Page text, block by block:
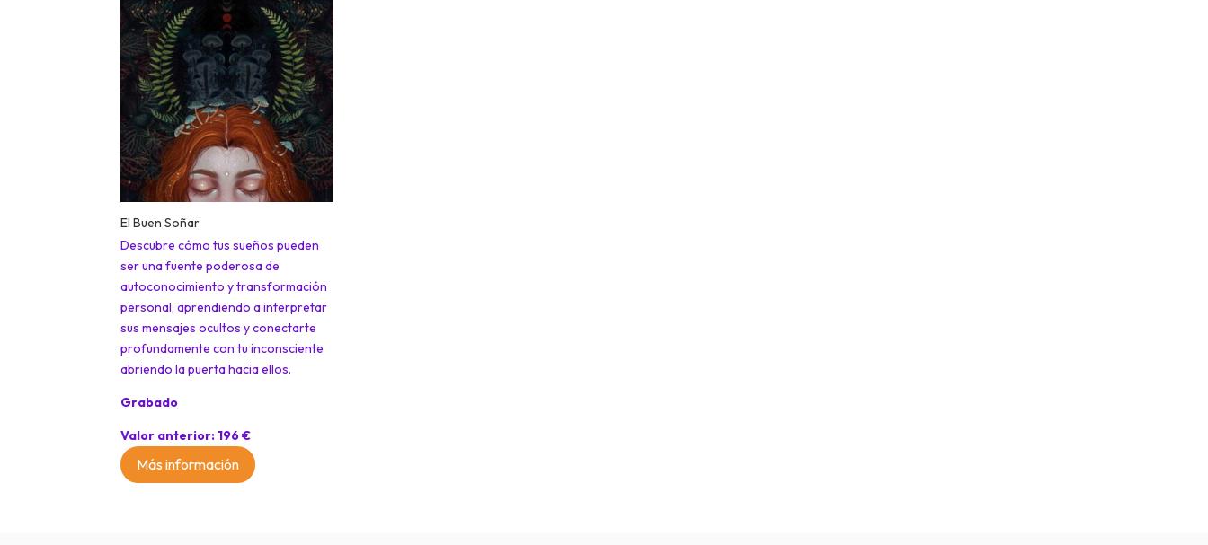
El Buen Soñar
Descubre cómo tus sueños pueden
ser una fuente poderosa de
autoconocimiento y transformación
personal, aprendiendo a interpretar
sus mensajes ocultos y conectarte
profundamente con tu inconsciente
abriendo la puerta hacia ellos.
Grabado
Valor anterior: 196 €
Más información